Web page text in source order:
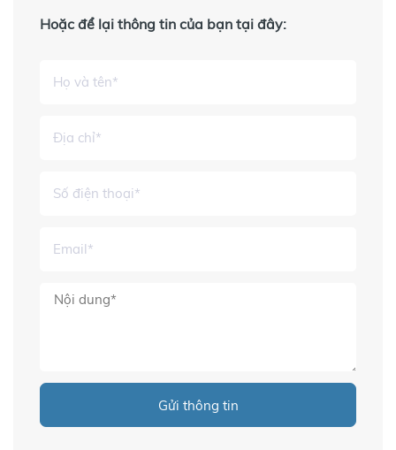
Hoặc để lại thông tin của bạn tại đây:
Gửi thông tin